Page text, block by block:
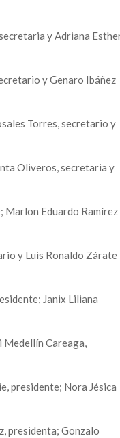
y Adriana
y Genaro Ibáñez
Torres, secretario y
Oliveros, secretaria y
Marlon Eduardo Ramírez
y Luis Ronaldo Zárate
Janix Liliana
Medellín Careaga,
presidente; Nora Jésica
presidenta; Gonzalo